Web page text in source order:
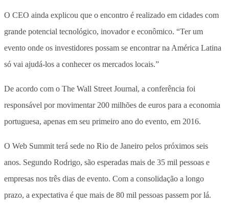
O CEO ainda explicou que o encontro é realizado em cidades com
grande potencial tecnológico, inovador e econômico. “Ter um
evento onde os investidores possam se encontrar na América Latina
só vai ajudá-los a conhecer os mercados locais.”
De acordo com o The Wall Street Journal, a conferência foi
responsável por movimentar 200 milhões de euros para a economia
portuguesa, apenas em seu primeiro ano do evento, em 2016.
O Web Summit terá sede no Rio de Janeiro pelos próximos seis
anos. Segundo Rodrigo, são esperadas mais de 35 mil pessoas e
empresas nos três dias de evento. Com a consolidação a longo
prazo, a expectativa é que mais de 80 mil pessoas passem por lá.